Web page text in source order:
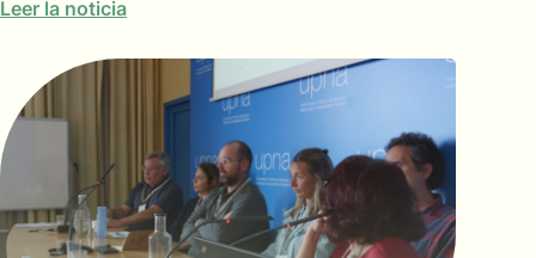
Leer la noticia